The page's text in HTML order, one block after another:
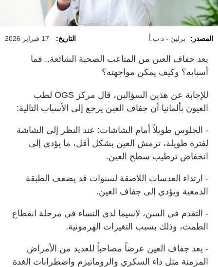
المصدر: برلين - د.ب.أ التاريخ: 17 فبراير 2026
يعد جفاف العين من المتاعب الصحية الشائعة.. فما
أسبابه؟ وكيف يمكن مواجهته؟
للإجابة عن هذين السؤالين، قال مركز OGS لطب
العيون بألمانيا أن جفاف العين يرجع إلى الأسباب التالية:
- الجلوس طويلاً أمام الشاشات: عند النظر إلى الشاشة
لفترة طويلة، ترمش العين بشكل أقل، ما يؤدي إلى
انخفاض ترطيب سطح العين.
- ارتداء العدسات اللاصقة لسنوات قد يضعف الطبقة
الدمعية ويؤدي إلى جفاف العين.
- التقدم في السن، لاسيما لدى النساء في مرحلة انقطاع
الطمث، وذلك بسبب التغيرات الهرمونية.
- يعد جفاف العين عرضاً مصاحباً للعديد من الأمراض
المزمنة مثل داء السكري والروماتيزم واضطرابات الغدة